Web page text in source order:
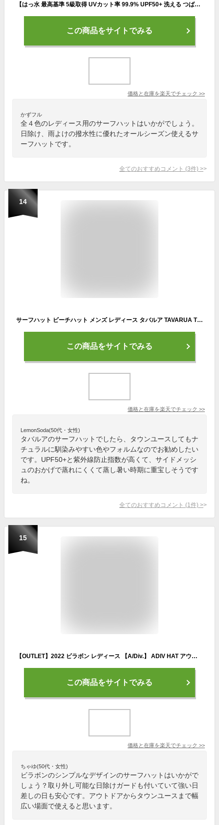
【はっ水 最高基準 5級取得 UVカット率 99.9% UPF50+ 洗える つば広】ベーシックエンチ Teflon Rain Hat テフロン レインハット 帽子 サファリハット フェス 日除け 撥水 折りたたみ アウトドア サーフハット WEB限定 オールシーズン 4色 レディース フリーサイズ hb-1626rk
この商品をサイトでみる
価格と在庫を楽天でチェック >>
かずフル
全４色のレディース用のサーフハットはいかがでしょう。
日除け、雨よけの撥水性に優れたオールシーズン使えるサ
ーフハットです。
全てのおすすめコメント (3件) >
14
サーフハット ビーチハット メンズ レディース タバルア TAVARUA TM1019 レーザーカットメッシュUVハット マリンハット アウトドア UVケア 日焼け防止 日焼け対策 日焼け止め 男性用 女性用 サーフィン 【あす楽対応】
この商品をサイトでみる
価格と在庫を楽天でチェック >>
LemonSoda(50代・女性)
タバルアのサーフハットでしたら、タウンユースしてもナ
チュラルに馴染みやすい色やフォルムなのでお勧めしたい
です。UPF50+と紫外線防止指数が高くて、サイドメッシ
ュのおかげで蒸れにくくて蒸し暑い時期に重宝しそうです
ね。
全てのおすすめコメント (1 件) >
15
【OUTLET】2022 ビラボン レディース 【A/Div.】 ADIV HAT アウトドアハット 【2022年春夏モデル】 全4色 F BILLABONG
この商品をサイトでみる
価格と在庫を楽天でチェック >>
ちゃゆ(50代・女性)
ビラボンのシンプルなデザインのサーフハットはいかがで
しょう？取り外し可能な日除けガードも付いていて強い日
差しの日も安心です。アウトドアからタウンユースまで幅
広い場面で使えると思います。